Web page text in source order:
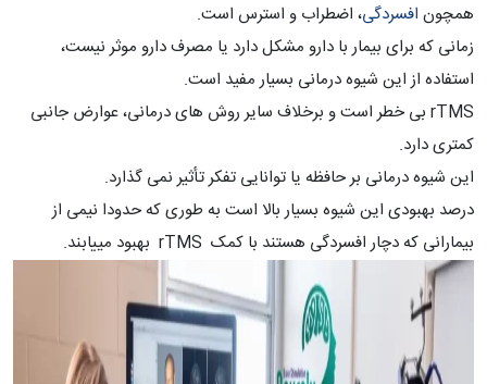
همچون افسردگی، اضطراب و استرس است.
زمانی که برای بیمار با دارو مشکل دارد یا مصرف دارو موثر نیست،
استفاده از این شیوه درمانی بسیار مفید است.
rTMS بی خطر است و برخلاف سایر روش های درمانی، عوارض جانبی
کمتری دارد.
این شیوه درمانی بر حافظه یا توانایی تفکر تأثیر نمی گذارد.
درصد بهبودی این شیوه بسیار بالا است به طوری که حدودا نیمی از
بیمارانی که دچار افسردگی هستند با کمک rTMS بهبود مییابند.